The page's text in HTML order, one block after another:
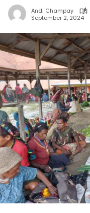
Andi Champay
September 2, 2024